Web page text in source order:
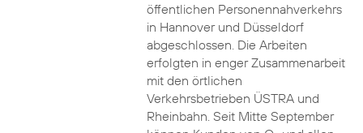
öffentlichen Personennahverkehrs
in Hannover und Düsseldorf
abgeschlossen. Die Arbeiten
erfolgten in enger Zusammenarbeit
mit den örtlichen
Verkehrsbetrieben ÜSTRA und
Rheinbahn. Seit Mitte September